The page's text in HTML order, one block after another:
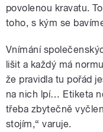
povolenou kravatu.
toho, s kým se
Vnímání
lišit a každý má
že pravidla tu pořád
na nich lpí… Etiketa
třeba zbytečně
stojím,“ varuje.